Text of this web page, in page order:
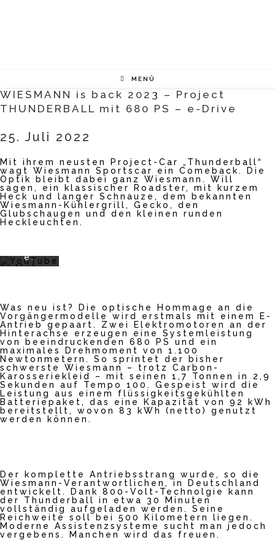
MENÜ
WIESMANN is back 2023 – Project
THUNDERBALL mit 680 PS – e-Drive
25. Juli 2022
Mit ihrem neusten Project-Car „Thunderball“
wagt Wiesmann Sportscar ein Comeback. Die
Optik bleibt dabei ganz Wiesmann. Will
sagen, ein klassischer Roadster, mit kurzem
Heck und langer Schnauze, dem bekannten
Wiesmann-Kühlergrill, Gecko, den
Glubschaugen und den kleinen runden
Heckleuchten.
dem
Laden
Videos
akzept
ieren
Sie die
Datens
chutze
rklärun
e.
Mehr
Video
laden
YouTub
e
immer
entsper
ren
Was neu ist? Die optische Hommage an die
Vorgängermodelle wird erstmals mit einem E-
Antrieb gepaart. Zwei Elektromotoren an der
Hinterachse erzeugen eine Systemleistung
von beeindruckenden 680 PS und ein
maximales Drehmoment von 1.100
Newtonmetern. So sprintet der bisher
schwerste Wiesmann – trotz Carbon-
Karosseriekleid – mit seinen 1,7 Tonnen in 2,9
Sekunden auf Tempo 100. Gespeist wird die
Leistung aus einem flüssigkeitsgekühlten
Batteriepaket, das eine Kapazität von 92 kWh
bereitstellt, wovon 83 kWh (netto) genutzt
werden können.
Der komplette Antriebsstrang wurde, so die
Wiesmann-Verantwortlichen, in Deutschland
entwickelt. Dank 800-Volt-Technolgie kann
der Thunderball in etwa 30 Minuten
vollständig aufgeladen werden. Seine
Reichweite soll bei 500 Kilometern liegen.
Moderne Assistenzsysteme sucht man jedoch
vergebens. Manchen wird das freuen.